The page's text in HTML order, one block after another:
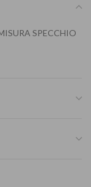
SPECCHIO